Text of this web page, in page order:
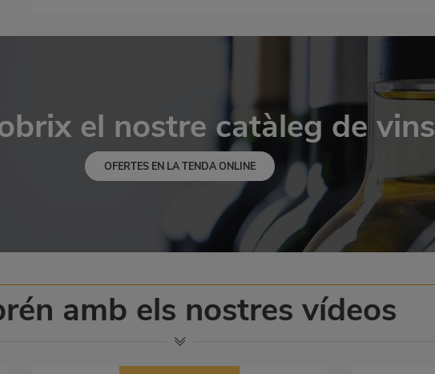
el nostre catàleg de vins
OFERTES EN LA TENDA ONLINE
amb els nostres vídeos